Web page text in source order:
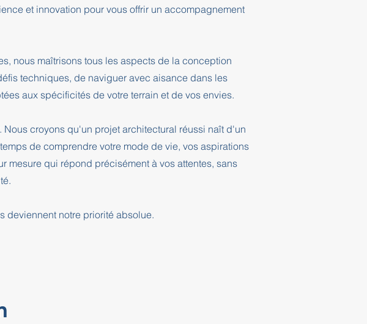
et innovation pour vous offrir un accompagnement
nous maîtrisons tous les aspects de la conception
techniques, de naviguer avec aisance dans les
aux spécificités de votre terrain et de vos envies.
croyons qu'un projet architectural réussi naît d'un
de comprendre votre mode de vie, vos aspirations
mesure qui répond précisément à vos attentes, sans
deviennent notre priorité absolue.